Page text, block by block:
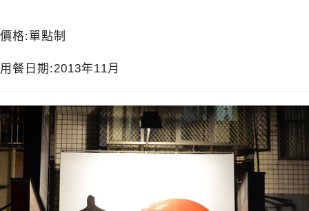
價格:單點制
用餐日期:2013年11月